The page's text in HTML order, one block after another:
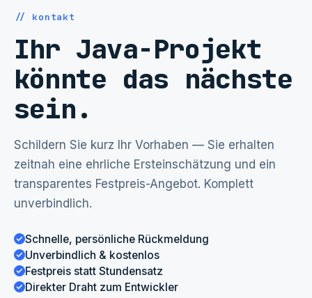
// kontakt
Ihr Java-Projekt
könnte das nächste
sein.
Schildern Sie kurz Ihr Vorhaben — Sie erhalten
zeitnah eine ehrliche Ersteinschätzung und ein
transparentes Festpreis-Angebot. Komplett
unverbindlich.
Schnelle, persönliche Rückmeldung
Unverbindlich & kostenlos
Festpreis statt Stundensatz
Direkter Draht zum Entwickler